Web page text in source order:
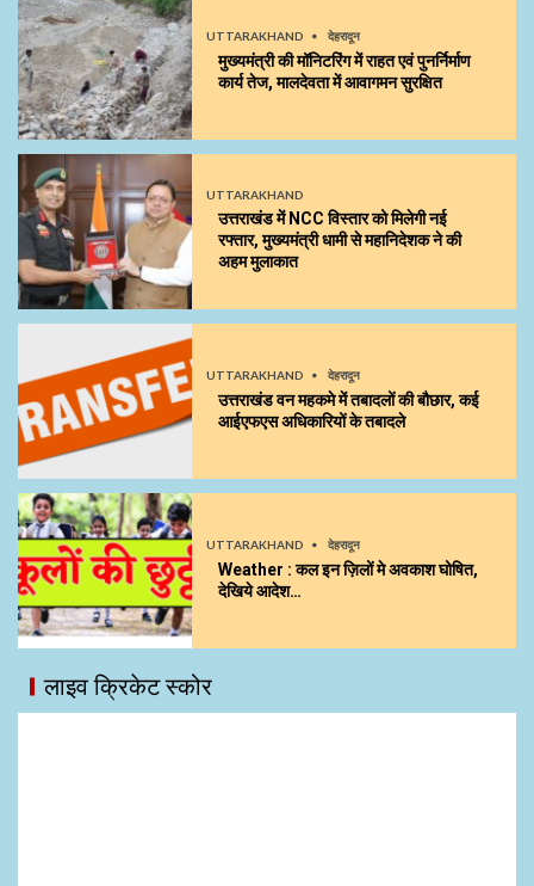
UTTARAKHAND देहरादून
मुख्यमंत्री की मॉनिटरिंग में राहत एवं पुनर्निर्माण
कार्य तेज, मालदेवता में आवागमन सुरक्षित
UTTARAKHAND
उत्तराखंड में NCC विस्तार को मिलेगी नई
रफ्तार, मुख्यमंत्री धामी से महानिदेशक ने की
अहम मुलाकात
UTTARAKHAND देहरादून
उत्तराखंड वन महकमे में तबादलों की बौछार, कई
आईएफएस अधिकारियों के तबादले
UTTARAKHAND देहरादून
Weather : कल इन ज़िलों मे अवकाश घोषित,
देखिये आदेश…
लाइव क्रिकेट स्कोर